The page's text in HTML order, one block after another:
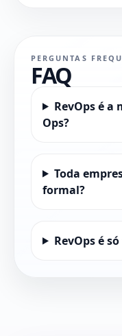
PERGUNTAS
FAQ
RevOps é a
Ops?
Toda
formal?
RevOps é